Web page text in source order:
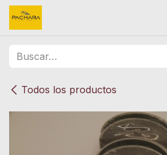
Ir al contenido
Todos los productos